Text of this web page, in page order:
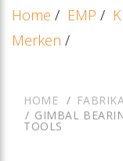
Home / EMP /
Merken /
HOME
GIMBAL
TOOLS